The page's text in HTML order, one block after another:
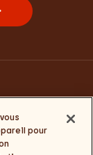
King
pour